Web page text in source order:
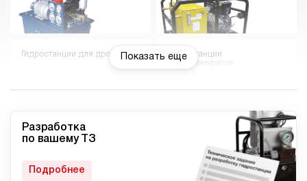
Гидростанции для дровокола
Гидростанции
гидродомкратов
Гидростанции для токарного
Мини гидростанции
Показать еще
Разработка
по вашему ТЗ
Подробнее